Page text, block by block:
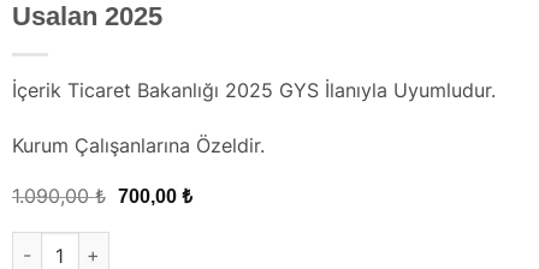
Usalan 2025
İçerik Ticaret Bakanlığı 2025 GYS İlanıyla Uyumludur.
Kurum Çalışanlarına Özeldir.
1.090,00₺ Orijinal
fiyat:
700,00 ₺Şu